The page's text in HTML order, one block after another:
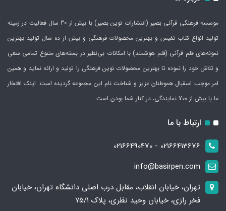
موسسه فرهنگی قرآنی بصیر (انتشارات نوین بصیر) با بیش از 30 سال فعالیت در زمینه
تولید انواع کتاب نفیس و بهترین محصولات فرهنگی و بیش از ده سال تولید بهترین
نمونه‌های قلم قرآنی (قلم هوشمند) با امکانات بی‌نظیر در بسته‌های متنوع تمامی سعی
و تلاش خود را نموده تا بهترین محصولات نوین فرهنگی را تولید و ارائه نماید و همین
امر موجب اسقبال هموطنان عزیز و شناخت نام این مجموعه گردیده است. اینک افتخار
ما با بیش از 700 نمایندگی، در کنار شما بودن است.
ارتباط با ما
02166413676 - 02166490470
info@basirpen.com
تهران، خیابان انقلاب، مقابل درب اصلی دانشگاه تهران، خیابان
فخر رازی، خیابان وحید نظری، پلاک ۷۵/۱​​​​​​​